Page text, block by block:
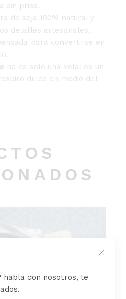
sin prisa.
de soja 100% natural y
detalles artesanales,
para convertirse en
no es solo una vela: es un
dulce en medio del
habla con nosotros, te